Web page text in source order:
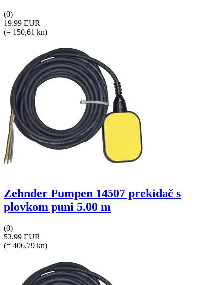
(0)
19.99 EUR
(= 150,61 kn)
Zehnder Pumpen 14507 prekidač s
plovkom puni 5.00 m
(0)
53.99 EUR
(= 406,79 kn)